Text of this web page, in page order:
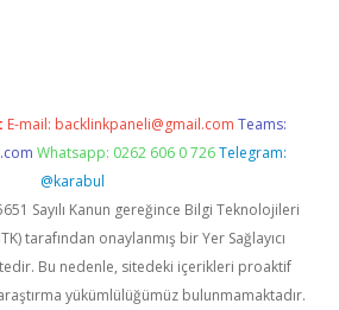
E-mail: backlinkpaneli@gmail.com Teams:
Whatsapp: 0262 606 0 726 Telegram:
@karabul
Sayılı Kanun gereğince Bilgi Teknolojileri
tarafından onaylanmış bir Yer Sağlayıcı
Bu nedenle, sitedeki içerikleri proaktif
yükümlülüğümüz bulunmamaktadır.